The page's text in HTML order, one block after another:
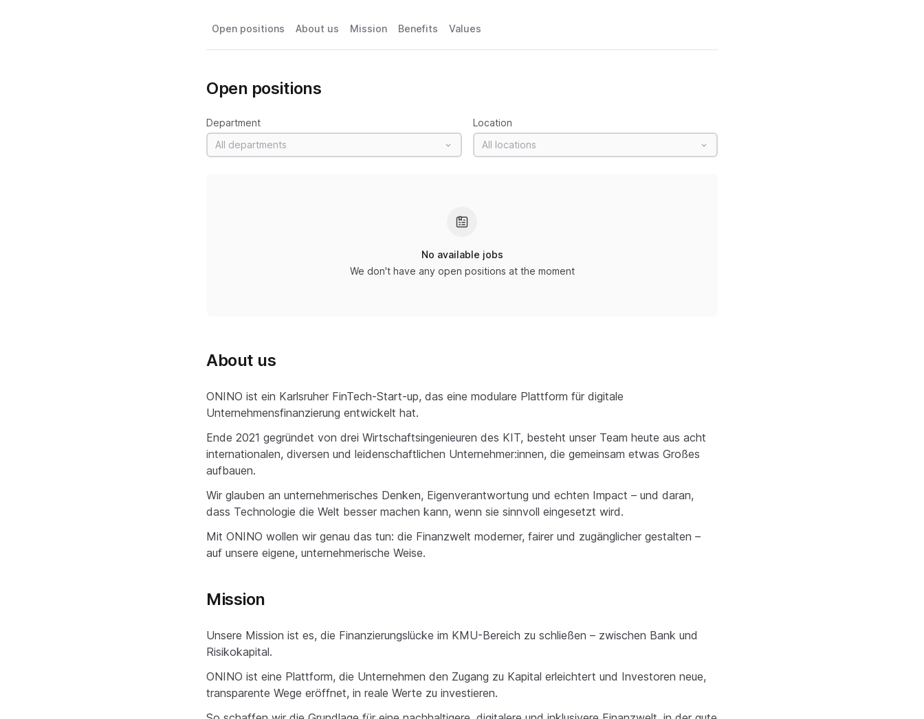
Open positions About us Mission Benefits Values
Open positions
Department
All departments
Location
All locations
No available jobs
We don't have any open positions at the moment
About us
ONINO ist ein Karlsruher FinTech-Start-up, das eine modulare Plattform für digitale
Unternehmensfinanzierung entwickelt hat.
Ende 2021 gegründet von drei Wirtschaftsingenieuren des KIT, besteht unser Team heute aus acht
internationalen, diversen und leidenschaftlichen Unternehmer:innen, die gemeinsam etwas Großes
aufbauen.
Wir glauben an unternehmerisches Denken, Eigenverantwortung und echten Impact – und daran,
dass Technologie die Welt besser machen kann, wenn sie sinnvoll eingesetzt wird.
Mit ONINO wollen wir genau das tun: die Finanzwelt moderner, fairer und zugänglicher gestalten –
auf unsere eigene, unternehmerische Weise.
Mission
Unsere Mission ist es, die Finanzierungslücke im KMU-Bereich zu schließen – zwischen Bank und
Risikokapital.
ONINO ist eine Plattform, die Unternehmen den Zugang zu Kapital erleichtert und Investoren neue,
transparente Wege eröffnet, in reale Werte zu investieren.